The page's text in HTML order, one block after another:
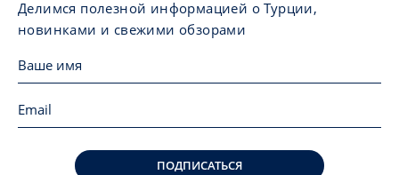
Делимся полезной информацией о Турции,
новинками и свежими обзорами
ПОДПИСАТЬСЯ